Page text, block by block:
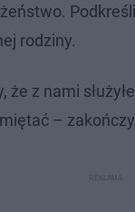
rodziny.
że z nami
–